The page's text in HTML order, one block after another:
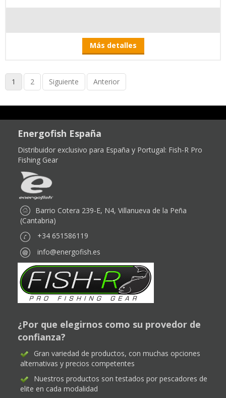
Más detalles
1 2 Siguiente Anterior
Energofish España
Distribuidor exclusivo para España y Portugal: Fish-R Pro
Fishing Gear
Barrio Cotera 239-E, N4, Villanueva de la Peña
(Cantabria)
+34 651586119
info@energofish.es
¿Por que elegirnos como su provedor de
confianza?
Gran variedad de productos, con muchas opciones
alternativas y precios competentes
Nuestros productos son testados por pescadores de
elite en cada modalidad